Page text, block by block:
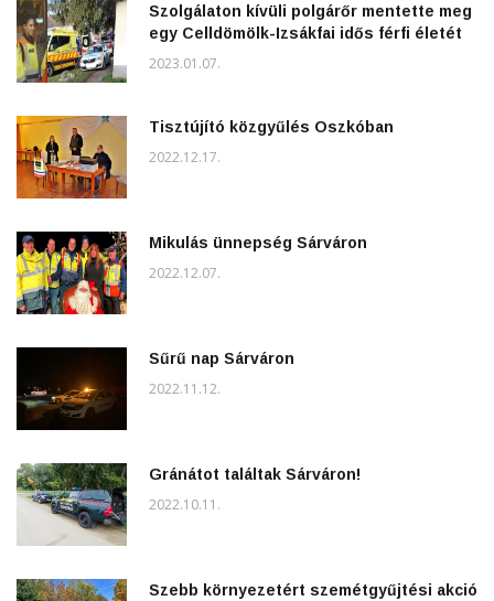
Szolgálaton kívüli polgárőr mentette meg
egy Celldömölk-Izsákfai idős férfi életét
2023.01.07.
Tisztújító közgyűlés Oszkóban
2022.12.17.
Mikulás ünnepség Sárváron
2022.12.07.
Sűrű nap Sárváron
2022.11.12.
Gránátot találtak Sárváron!
2022.10.11.
Szebb környezetért szemétgyűjtési akció